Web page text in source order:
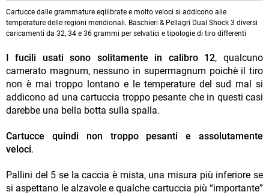
Cartucce dalle grammature eqilibrate e molto veloci si addicono alle
temperature delle regioni meridionali. Baschieri & Pellagri Dual Shock 3 diversi
caricamenti da 32, 34 e 36 grammi per selvatici e tipologie di tiro differenti
I fucili usati sono solitamente in calibro 12, qualcuno
camerato magnum, nessuno in supermagnum poichè il tiro
non è mai troppo lontano e le temperature del sud mal si
addicono ad una cartuccia troppo pesante che in questi casi
darebbe una bella botta sulla spalla.
Cartucce quindi non troppo pesanti e assolutamente
veloci.
Pallini del 5 se la caccia è mista, una misura più inferiore se
si aspettano le alzavole e qualche cartuccia più “importante”